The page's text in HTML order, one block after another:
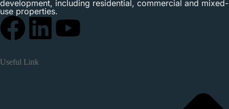
development, including residential, commercial and mixed-
use properties.
Useful Link